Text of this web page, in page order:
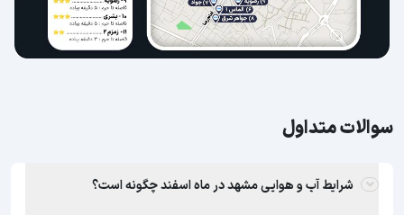
سوالات متداول
شرایط آب و هوایی مشهد در ماه اسفند چگونه است؟